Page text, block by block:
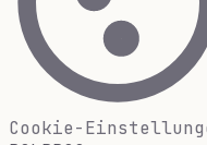
Cookie-